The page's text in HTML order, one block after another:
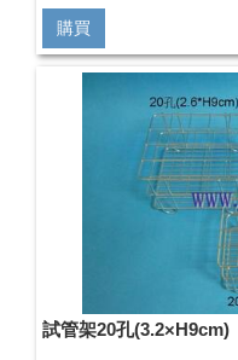
購買
試管架20孔(3.2×H9cm)